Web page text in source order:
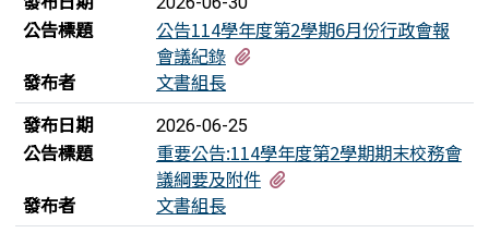
公告標題
公告114學年度第2學期6月份行政會報
會議紀錄
發布者
文書組長
發布日期
2026-06-25
公告標題
重要公告:114學年度第2學期期末校務會
議綱要及附件
發布者
文書組長